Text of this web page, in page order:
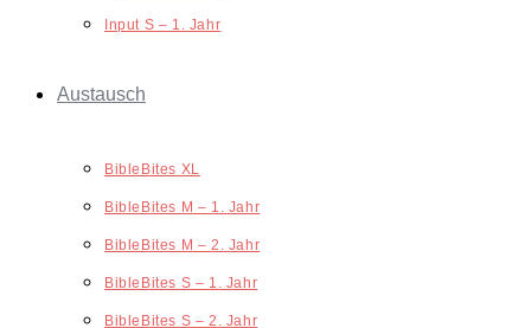
Input S – 1. Jahr
Austausch
BibleBites XL
BibleBites M – 1. Jahr
BibleBites M – 2. Jahr
BibleBites S – 1. Jahr
BibleBites S – 2. Jahr